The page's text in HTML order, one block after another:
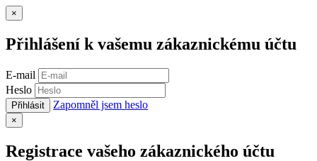
×
Přihlášení k vašemu zákaznickému účtu
E-mail
Heslo
Přihlásit Zapomněl jsem heslo
×
Registrace vašeho zákaznického účtu